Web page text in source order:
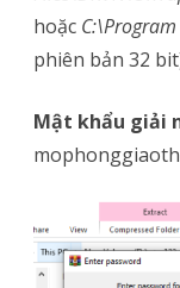
hoặc
phiên bản 32
Mật khẩu giải